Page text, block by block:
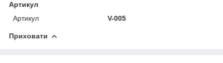
Артикул
Артикул
V-005
Приховати